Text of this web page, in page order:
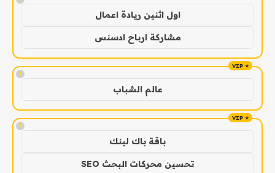
اول اثنين ريادة اعمال
مشاركة ارباح ادسنس
!
عالم الشباب
!
باقة باك لينك
تحسين محركات البحث SEO